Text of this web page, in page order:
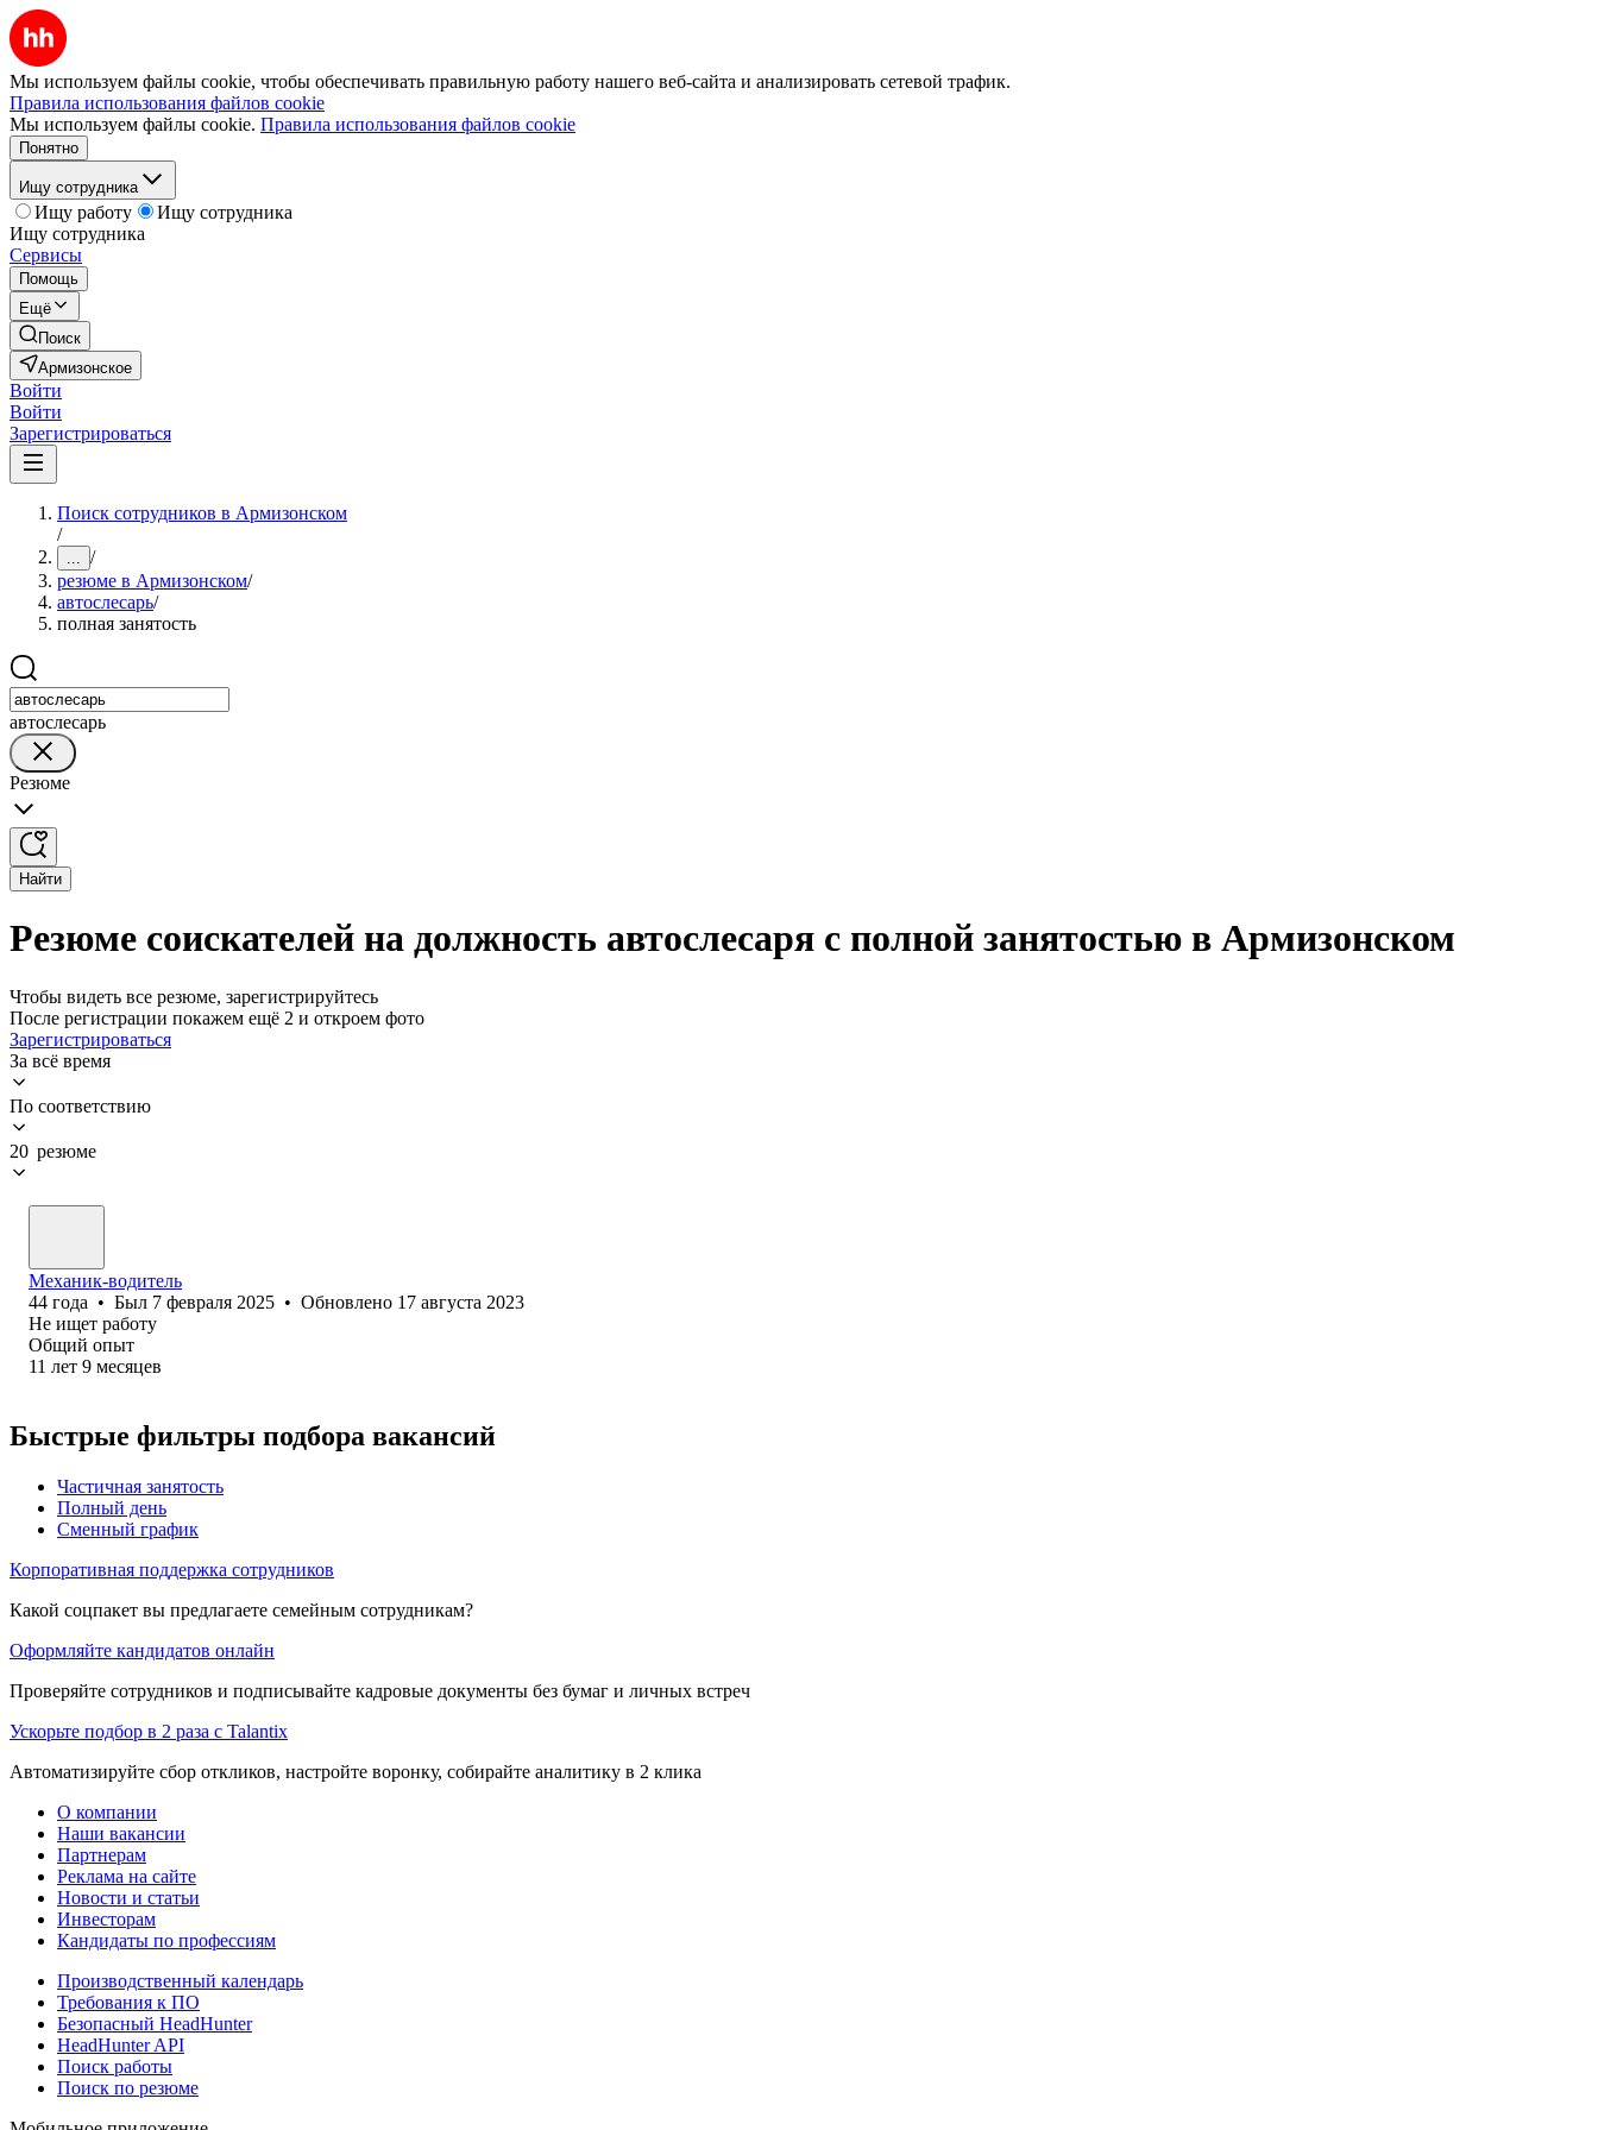
Мы используем файлы cookie, чтобы обеспечивать правильную работу нашего веб-сайта и анализировать сетевой трафик.
Правила использования файлов cookie
Мы используем файлы cookie. Правила использования файлов cookie
Понятно
Ищу сотрудника
Ищу работу
Ищу сотрудника
Ищу сотрудника
Сервисы
Помощь
Ещё
Поиск
Армизонское
Войти
Войти
Зарегистрироваться
Поиск сотрудников в Армизонском
/
... /
резюме в Армизонском/
автослесарь/
полная занятость
автослесарь
Резюме
Найти
Резюме соискателей на должность автослесаря с полной занятостью в Армизонском
Чтобы видеть все резюме, зарегистрируйтесь
После регистрации покажем ещё 2 и откроем фото
Зарегистрироваться
За всё время
По соответствию
20 резюме
Механик-водитель
44 года • Был 7 февраля 2025 • Обновлено 17 августа 2023
Не ищет работу
Общий опыт
11 лет 9 месяцев
Быстрые фильтры подбора вакансий
Частичная занятость
Полный день
Сменный график
Корпоративная поддержка сотрудников
Какой соцпакет вы предлагаете семейным сотрудникам?
Оформляйте кандидатов онлайн
Проверяйте сотрудников и подписывайте кадровые документы без бумаг и личных встреч
Ускорьте подбор в 2 раза с Talantix
Автоматизируйте сбор откликов, настройте воронку, собирайте аналитику в 2 клика
О компании
Наши вакансии
Партнерам
Реклама на сайте
Новости и статьи
Инвесторам
Кандидаты по профессиям
Производственный календарь
Требования к ПО
Безопасный HeadHunter
HeadHunter API
Поиск работы
Поиск по резюме